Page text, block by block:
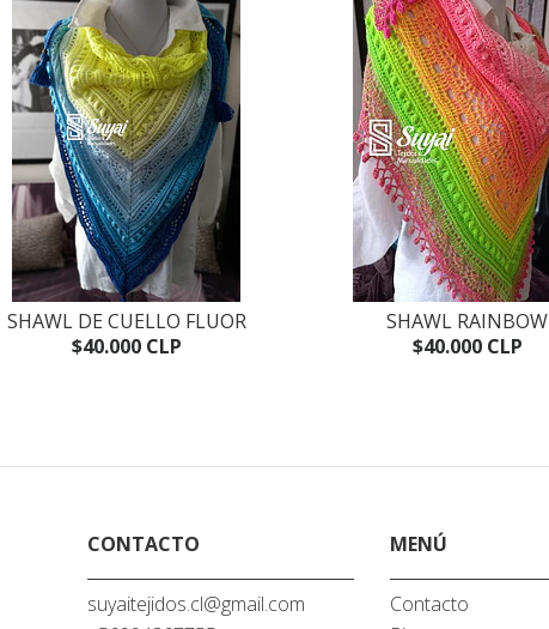
SHAWL DE CUELLO FLUOR
$40.000 CLP
SHAWL RAINBOW
$40.000 CLP
CONTACTO
suyaitejidos.cl@gmail.com
MENÚ
Contacto